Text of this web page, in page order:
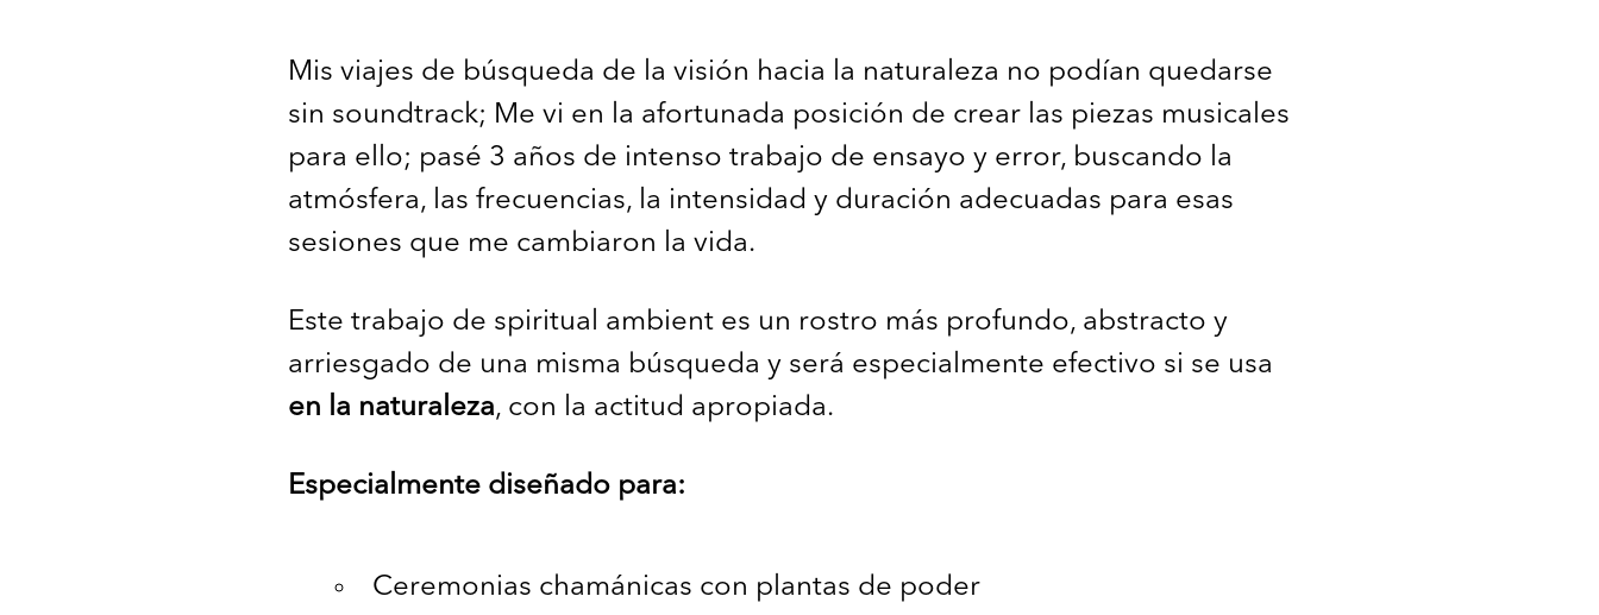
Mis viajes de búsqueda de la visión hacia la naturaleza no podían quedarse
sin soundtrack; Me vi en la afortunada posición de crear las piezas musicales
para ello; pasé 3 años de intenso trabajo de ensayo y error, buscando la
atmósfera, las frecuencias, la intensidad y duración adecuadas para esas
sesiones que me cambiaron la vida.
Este trabajo de spiritual ambient es un rostro más profundo, abstracto y
arriesgado de una misma búsqueda y será especialmente efectivo si se usa
en la naturaleza, con la actitud apropiada.
Especialmente diseñado para:
Ceremonias chamánicas con plantas de poder